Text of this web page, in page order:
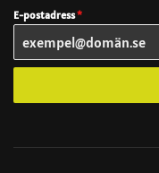
E-postadress*